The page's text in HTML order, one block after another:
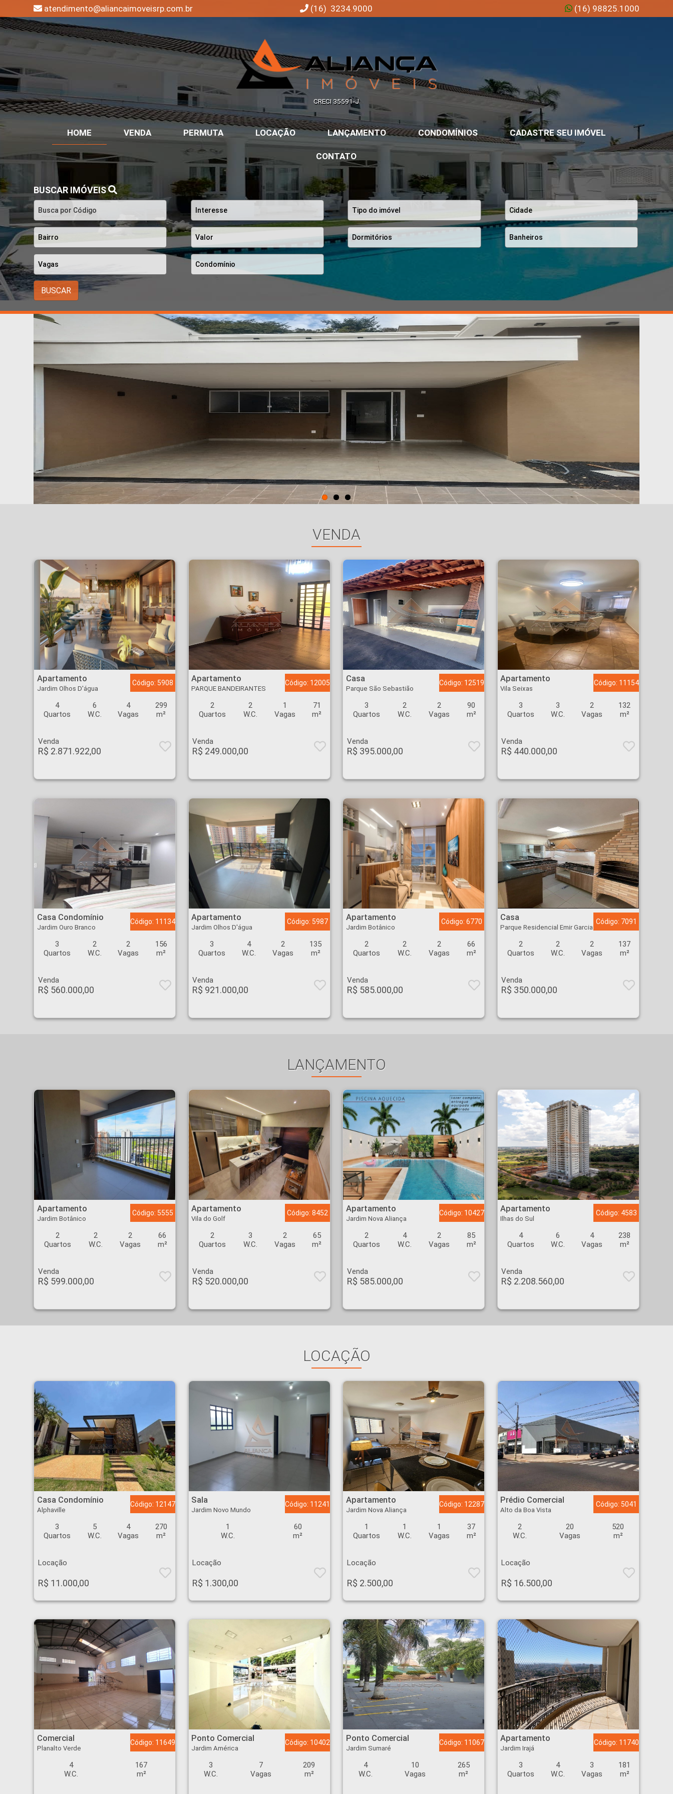
atendimento@aliancaimoveisrp.com.br (16) 3234.9000 (16) 98825.1000
CRECI 35591-J
HOME VENDA PERMUTA LOCAÇÃO LANÇAMENTO CONDOMÍNIOS CADASTRE SEU IMÓVEL
CONTATO
BUSCAR IMÓVEIS
BUSCAR
VENDA
Apartamento - Jardim Olhos D'água - Ribeirão Preto
Apartamento
Jardim Olhos D'água
Código: 5908
4
Quartos
6
W.C.
4
Vagas
299
m²
Venda
R$ 2.871.922,00
Apartamento - PARQUE BANDEIRANTES - Ribeirão Preto
Apartamento
PARQUE BANDEIRANTES
Código: 12005
2
Quartos
2
W.C.
1
Vagas
71
m²
Venda
R$ 249.000,00
Casa - Parque São Sebastião - Ribeirão Preto
Casa
Parque São Sebastião
Código: 12519
3
Quartos
2
W.C.
2
Vagas
90
m²
Venda
R$ 395.000,00
Apartamento - Vila Seixas - Ribeirão Preto
Apartamento
Vila Seixas
Código: 11154
3
Quartos
3
W.C.
2
Vagas
132
m²
Venda
R$ 440.000,00
Casa Condomínio - Jardim Ouro Branco - Ribeirão Preto
Casa Condomínio
Jardim Ouro Branco
Código: 11134
3
Quartos
2
W.C.
2
Vagas
156
m²
Venda
R$ 560.000,00
Apartamento - Jardim Olhos D'água - Ribeirão Preto
Apartamento
Jardim Olhos D'água
Código: 5987
3
Quartos
4
W.C.
2
Vagas
135
m²
Venda
R$ 921.000,00
Apartamento - Jardim Botânico - Ribeirão Preto
Apartamento
Jardim Botânico
Código: 6770
2
Quartos
2
W.C.
2
Vagas
66
m²
Venda
R$ 585.000,00
Casa - Parque Residencial Emir Garcia - Ribeirão Preto
Casa
Parque Residencial Emir Garcia
Código: 7091
2
Quartos
2
W.C.
2
Vagas
137
m²
Venda
R$ 350.000,00
LANÇAMENTO
Apartamento - Jardim Botânico - Ribeirão Preto
Apartamento
Jardim Botânico
Código: 5555
2
Quartos
2
W.C.
2
Vagas
66
m²
Venda
R$ 599.000,00
Apartamento - Vila do Golf - Ribeirão Preto
Apartamento
Vila do Golf
Código: 8452
2
Quartos
3
W.C.
2
Vagas
65
m²
Venda
R$ 520.000,00
Apartamento - Jardim Nova Aliança - Ribeirão Preto
Apartamento
Jardim Nova Aliança
Código: 10427
2
Quartos
4
W.C.
2
Vagas
85
m²
Venda
R$ 585.000,00
Apartamento - Ilhas do Sul - Ribeirão Preto
Apartamento
Ilhas do Sul
Código: 4583
4
Quartos
6
W.C.
4
Vagas
238
m²
Venda
R$ 2.208.560,00
LOCAÇÃO
Casa Condomínio - Alphaville - Ribeirão Preto
Casa Condomínio
Alphaville
Código: 12147
3
Quartos
5
W.C.
4
Vagas
270
m²
Locação
R$ 11.000,00
Sala - Jardim Novo Mundo - Ribeirão Preto
Sala
Jardim Novo Mundo
Código: 11241
1
W.C.
60
m²
Locação
R$ 1.300,00
Apartamento - Jardim Nova Aliança - Ribeirão Preto
Apartamento
Jardim Nova Aliança
Código: 12287
1
Quartos
1
W.C.
1
Vagas
37
m²
Locação
R$ 2.500,00
Prédio Comercial - Alto da Boa Vista - Ribeirão Preto
Prédio Comercial
Alto da Boa Vista
Código: 5041
2
W.C.
20
Vagas
520
m²
Locação
R$ 16.500,00
Comercial - Planalto Verde - Ribeirão Preto
Comercial
Planalto Verde
Código: 11649
4
W.C.
167
m²
Ponto Comercial - Jardim América - Ribeirão Preto
Ponto Comercial
Jardim América
Código: 10402
3
W.C.
7
Vagas
209
m²
Ponto Comercial - Jardim Sumaré - Ribeirão Preto
Ponto Comercial
Jardim Sumaré
Código: 11067
4
W.C.
10
Vagas
265
m²
Apartamento - Jardim Irajá - Ribeirão Preto
Apartamento
Jardim Irajá
Código: 11740
3
Quartos
4
W.C.
3
Vagas
181
m²